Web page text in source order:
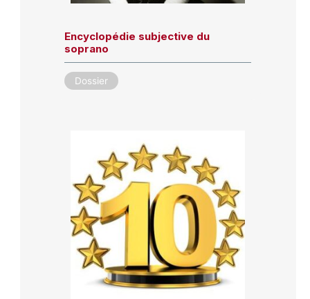
Encyclopédie subjective du
soprano
Dossier